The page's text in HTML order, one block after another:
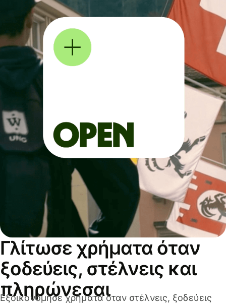
Γλίτωσε χρήματα όταν
ξοδεύεις, στέλνεις και
πληρώνεσαι
Εξοικονόμησε χρήματα όταν στέλνεις, ξοδεύεις